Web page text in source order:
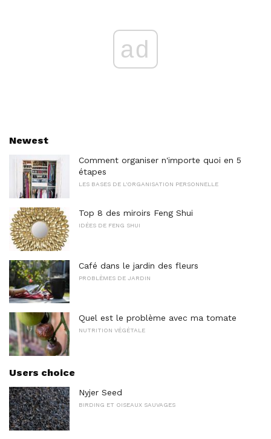
ad
Newest
Comment organiser n'importe quoi en 5
étapes
LES BASES DE L'ORGANISATION PERSONNELLE
Top 8 des miroirs Feng Shui
IDÉES DE FENG SHUI
Café dans le jardin des fleurs
PROBLÈMES DE JARDIN
Quel est le problème avec ma tomate
NUTRITION VÉGÉTALE
Users choice
Nyjer Seed
BIRDING ET OISEAUX SAUVAGES